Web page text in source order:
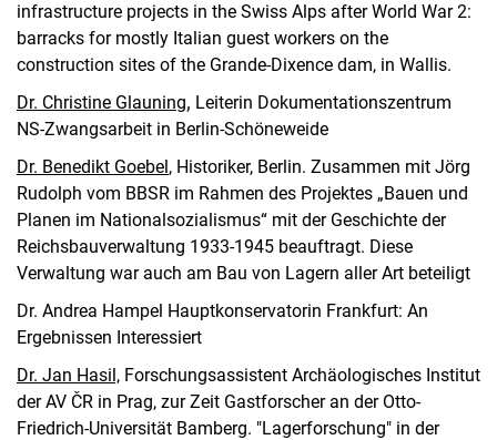
infrastructure projects in the Swiss Alps after World War 2:
barracks for mostly Italian guest workers on the
construction sites of the Grande-Dixence dam, in Wallis.
Dr. Christine Glauning, Leiterin Dokumentationszentrum
NS-Zwangsarbeit in Berlin-Schöneweide
Dr. Benedikt Goebel, Historiker, Berlin. Zusammen mit Jörg
Rudolph vom BBSR im Rahmen des Projektes „Bauen und
Planen im Nationalsozialismus“ mit der Geschichte der
Reichsbauverwaltung 1933-1945 beauftragt. Diese
Verwaltung war auch am Bau von Lagern aller Art beteiligt
Dr. Andrea Hampel Hauptkonservatorin Frankfurt: An
Ergebnissen Interessiert
Dr. Jan Hasil, Forschungsassistent Archäologisches Institut
der AV ČR in Prag, zur Zeit Gastforscher an der Otto-
Friedrich-Universität Bamberg. "Lagerforschung" in der